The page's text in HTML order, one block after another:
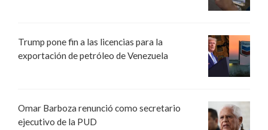
Trump pone fin a las licencias para la
exportación de petróleo de Venezuela
Omar Barboza renunció como secretario
ejecutivo de la PUD